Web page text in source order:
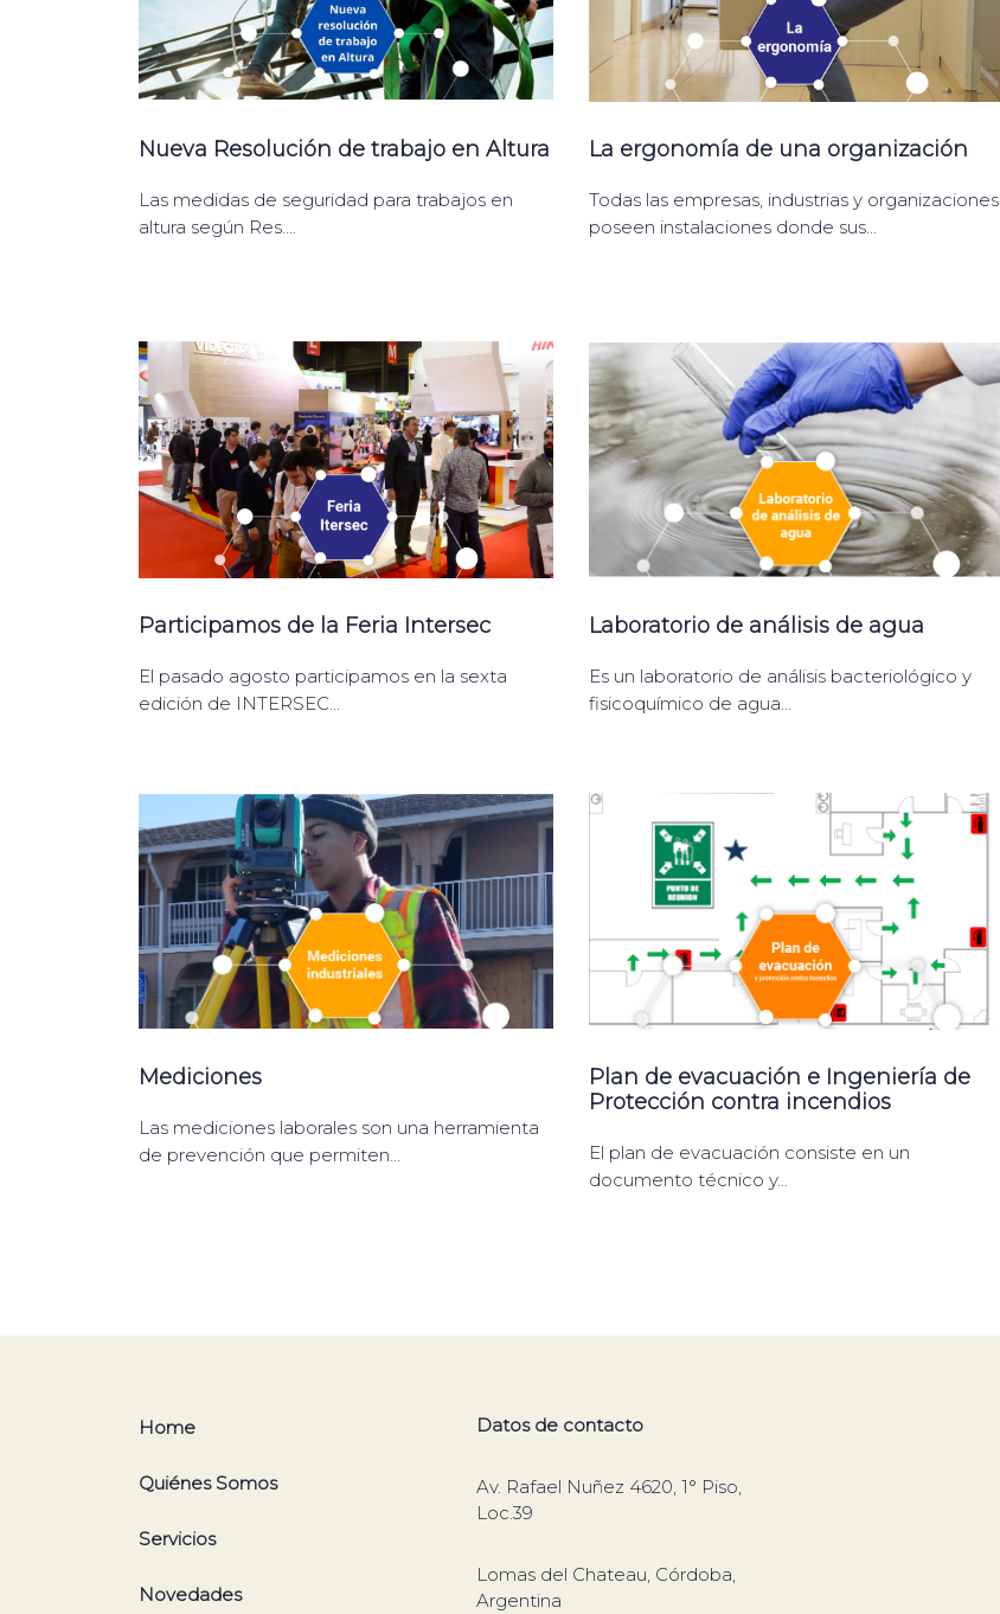
Nueva Resolución de trabajo en Altura
Las medidas de seguridad para trabajos en
altura según Res....
La ergonomía de una organización
Todas las empresas, industrias y organizaciones
poseen instalaciones donde sus...
Participamos de la Feria Intersec
El pasado agosto participamos en la sexta
edición de INTERSEC...
Laboratorio de análisis de agua
Es un laboratorio de análisis bacteriológico y
fisicoquímico de agua...
Mediciones
Las mediciones laborales son una herramienta
de prevención que permiten...
Plan de evacuación e Ingeniería de
Protección contra incendios
El plan de evacuación consiste en un
documento técnico y...
Home
Quiénes Somos
Servicios
Novedades
Datos de contacto
Av. Rafael Nuñez 4620, 1° Piso,
Loc.39
Lomas del Chateau, Córdoba,
Argentina